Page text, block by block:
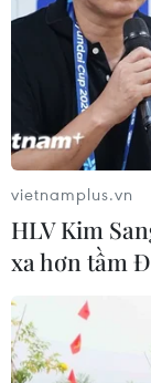
mức cao kỷ lục
COVID-19
vực công nghệ
vietnamplus.vn
HLV Kim
xa hơn tầm